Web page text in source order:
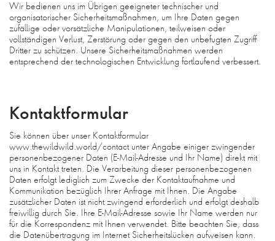
Wir bedienen uns im Übrigen geeigneter technischer und
organisatorischer Sicherheitsmaßnahmen, um Ihre Daten gegen
zufällige oder vorsätzliche Manipulationen, teilweisen oder
vollständigen Verlust, Zerstörung oder gegen den unbefugten Zugriff
Dritter zu schützen. Unsere Sicherheitsmaßnahmen werden
entsprechend der technologischen Entwicklung fortlaufend verbessert.
Kontaktformular
Sie können über unser Kontaktformular
www.thewildwild.world/contact unter Angabe einiger zwingender
personenbezogener Daten (E-Mail-Adresse und Ihr Name) direkt mit
uns in Kontakt treten. Die Verarbeitung dieser personenbezogenen
Daten erfolgt lediglich zum Zwecke der Kontaktaufnahme und
Kommunikation bezüglich Ihrer Anfrage mit Ihnen. Die Angabe
zusätzlicher Daten ist nicht zwingend erforderlich und erfolgt deshalb
freiwillig durch Sie. Ihre E-Mail-Adresse sowie Ihr Name werden nur
für die Korrespondenz mit Ihnen verwendet. Bitte beachten Sie, dass
die Datenübertragung im Internet Sicherheitslücken aufweisen kann.